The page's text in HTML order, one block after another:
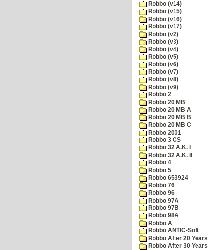
Robbo (v14)
Robbo (v15)
Robbo (v16)
Robbo (v17)
Robbo (v2)
Robbo (v3)
Robbo (v4)
Robbo (v5)
Robbo (v6)
Robbo (v7)
Robbo (v8)
Robbo (v9)
Robbo 2
Robbo 20 MB
Robbo 20 MB A
Robbo 20 MB B
Robbo 20 MB C
Robbo 2001
Robbo 3 CS
Robbo 32 A.K. I
Robbo 32 A.K. II
Robbo 4
Robbo 5
Robbo 653924
Robbo 76
Robbo 96
Robbo 97A
Robbo 97B
Robbo 98A
Robbo A
Robbo ANTIC-Soft
Robbo After 20 Years
Robbo After 30 Years